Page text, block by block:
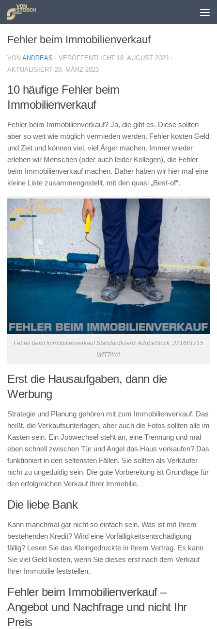
Zum Inhalt springen
Fehler beim Immobilienverkauf
VON ANDREAS · VERÖFFENTLICHT 18. AUGUST 2023 ·
AKTUALISIERT 28. MÄRZ 2023
10 häufige Fehler beim
Immobilienverkauf
Fehler beim Immobilienverkauf? Ja, die gibt es. Diese sollten
aber so weit wie möglich vermieden werden. Fehler kosten Geld
und Zeit und können viel, viel Ärger machen. Immer wieder
erleben wir Menschen (oder auch leider Kollegen), die Fehler
beim Immobilienverkauf machen. Daher haben wir hier mal eine
kleine Liste zusammengestellt, mit den quasi „Best-of“.
Fehler beim Immobilienverkauf Standardlizenz AdobeStock_221681715
WITTAYA
Erst die Hausaufgaben, dann die
Werbung
Strategie und Planung gehören mit zum Immobilienverkauf. Das
heißt, die Verkaufsunterlagen, aber auch die Fotos sollten alle im
Kasten sein. Ein Jobwechsel steht an, eine Trennung und mal
eben schnell zwischen Tür und Angel das Haus verkaufen? Das
funktioniert in den seltensten Fällen. Sie sollten als Verkäufer
nicht zu ungeduldig sein. Die gute Vorbereitung ist Grundlage für
den erfolgreichen Verkauf Ihrer Immobilie.
Die liebe Bank
Kann manchmal gar nicht so einfach sein. Was ist mit Ihrem
bestehenden Kredit? Wird eine Vorfälligkeitsentschädigung
fällig? Lesen Sie das Kleingedruckte in Ihrem Vertrag. Es kann
Sie viel Geld kosten, wenn Sie dieses erst nach dem Verkauf
Ihrer Immobilie feststellen.
Fehler beim Immobilienverkauf –
Angebot und Nachfrage und nicht Ihr
Preis